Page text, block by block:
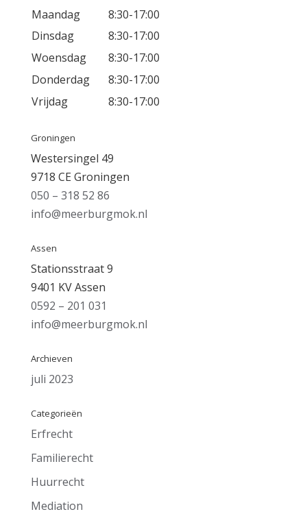
Maandag
8:30-17:00
Dinsdag
8:30-17:00
Woensdag
8:30-17:00
Donderdag
8:30-17:00
Vrijdag
8:30-17:00
Groningen
Westersingel 49
9718 CE Groningen
050 – 318 52 86
info@meerburgmok.nl
Assen
Stationsstraat 9
9401 KV Assen
0592 – 201 031
info@meerburgmok.nl
Archieven
juli 2023
Categorieën
Erfrecht
Familierecht
Huurrecht
Mediation